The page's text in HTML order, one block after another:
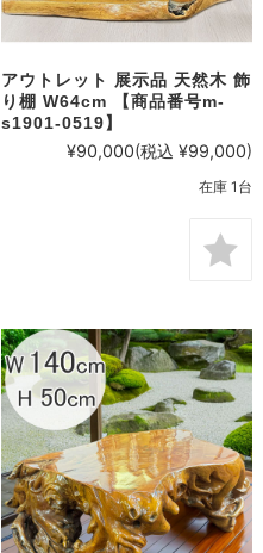
アウトレット 展示品 天然木 飾
り棚 W64cm 【商品番号m-
s1901-0519】
¥90,000(税込 ¥99,000)
在庫 1台